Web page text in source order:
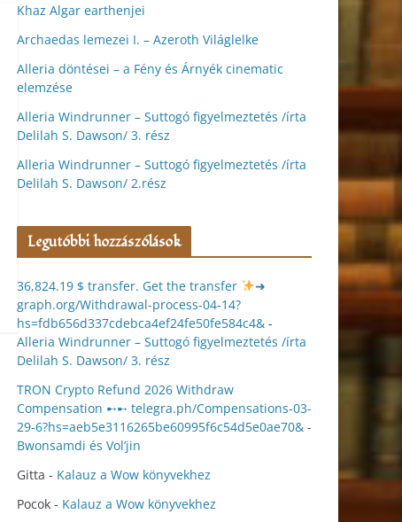
Khaz Algar earthenjei
Archaedas lemezei I. – Azeroth Világlelke
Alleria döntései – a Fény és Árnyék cinematic
elemzése
Alleria Windrunner – Suttogó figyelmeztetés /írta
Delilah S. Dawson/ 3. rész
Alleria Windrunner – Suttogó figyelmeztetés /írta
Delilah S. Dawson/ 2.rész
Legutóbbi hozzászólások
36,824.19 $ transfer. Get the transfer
➜
graph.org/Withdrawal-process-04-14?
hs=fdb656d337cdebca4ef24fe50fe584c4& -
Alleria Windrunner – Suttogó figyelmeztetés /írta
Delilah S. Dawson/ 3. rész
TRON Crypto Refund 2026 Withdraw
Compensation ➸➸ telegra.ph/Compensations-03-
29-6?hs=aeb5e3116265be60995f6c54d5e0ae70& -
Bwonsamdi és Vol’jin
Gitta - Kalauz a Wow könyvekhez
Pocok - Kalauz a Wow könyvekhez